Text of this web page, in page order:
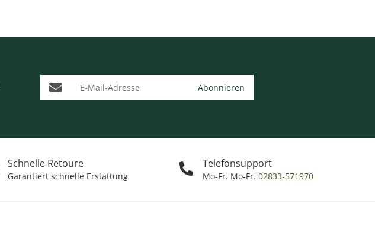
Schnelle Retoure
Garantiert schnelle Erstattung
Telefonsupport
Mo-Fr. Mo-Fr. 02833-571970
E-Mail-Adresse Abonnieren